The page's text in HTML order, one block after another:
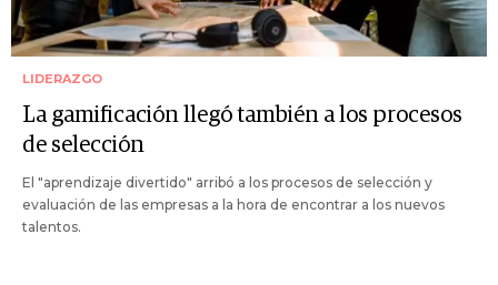
LIDERAZGO
La gamificación llegó también a los procesos
de selección
El "aprendizaje divertido" arribó a los procesos de selección y
evaluación de las empresas a la hora de encontrar a los nuevos
talentos.